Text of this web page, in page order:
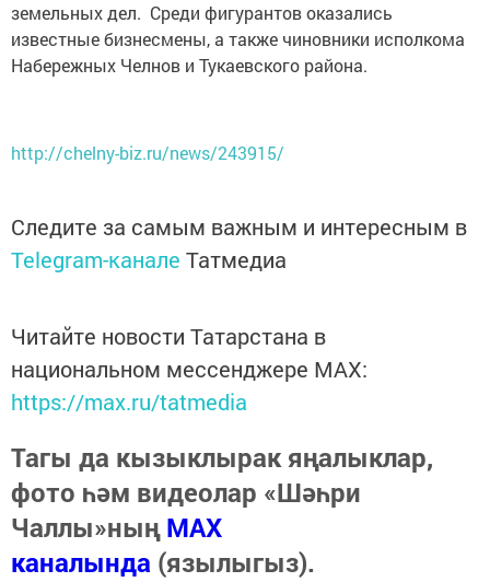
земельных дел. Среди фигурантов оказались
известные бизнесмены, а также чиновники исполкома
Набережных Челнов и Тукаевского района.
http://chelny-biz.ru/news/243915/
Следите за самым важным и интересным в
Telegram-канале Татмедиа
Читайте новости Татарстана в
национальном мессенджере MАХ:
https://max.ru/tatmedia
Тагы да кызыклырак яңалыклар,
фото һәм видеолар «Шәһри
Чаллы»ныңMAX
каналында (язылыгыз).